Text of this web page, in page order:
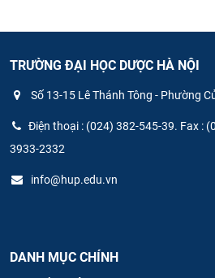
TRƯỜNG ĐẠI HỌC DƯỢC HÀ NỘI
Số 13-15 Lê Thánh Tông - Phường
Điện thoại : (024) 382-545-39. Fax :
3933-2332
info@hup.edu.vn
DANH MỤC CHÍNH